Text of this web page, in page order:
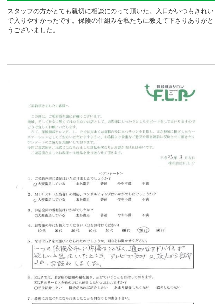
スタッフの方がとても親切に相談にのって頂いた。入口がいつもきれい
で入りやすかったです。保険の仕組みを私たちに教えて下さりありがと
うございました。